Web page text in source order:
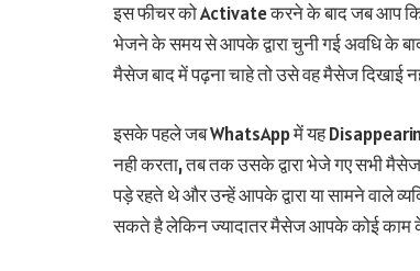
इस फीचर को Activate करने के बाद जब आप
भेजने के समय से आपके द्वारा चुनी गई अवधि के
मैसेज बाद में पढ़ना चाहे तो उसे वह मैसेज दिखाई
इसके पहले जब WhatsApp में यह
नही करता, तब तक उसके द्वारा भेजे गए सभी
पड़े रहते थे और उन्हें आपके द्वारा या सामने वाले
सकते है लेकिन ज्यादातर मैसेज आपके कोई काम